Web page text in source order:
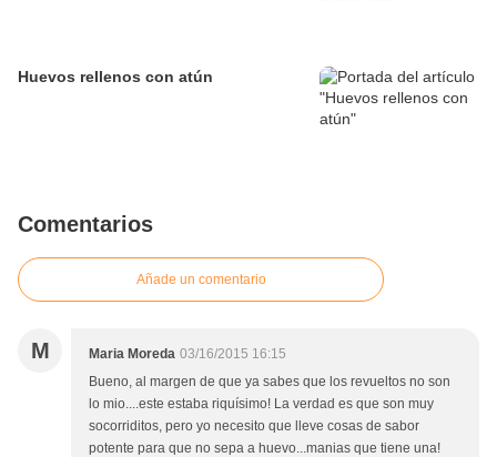
Huevos rellenos con atún
Comentarios
Añade un comentario
M Maria Moreda 03/16/2015 16:15
Bueno, al margen de que ya sabes que los revueltos no son
lo mio....este estaba riquísimo! La verdad es que son muy
socorriditos, pero yo necesito que lleve cosas de sabor
potente para que no sepa a huevo...manias que tiene una!